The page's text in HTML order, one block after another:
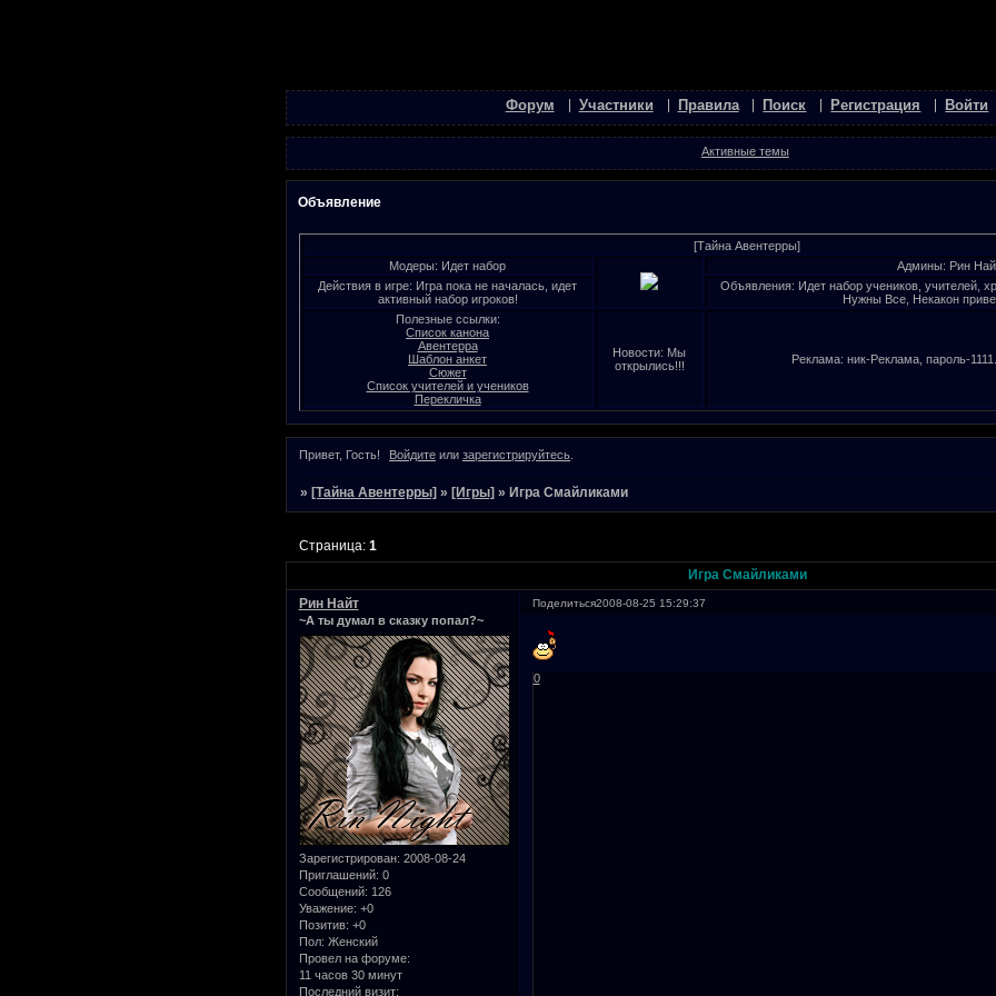
Форум Участники Правила Поиск Регистрация Войти
Активные темы
Объявление
[Тайна Авентерры]
Модеры: Идет набор
Админы: Рин
Действия в игре: Игра пока не началась, идет
активный набор игроков!
Объявления: Идет набор учеников, учителей,
Нужны Все, Некакон
Полезные ссылки:
Список канона
Авентерра
Шаблон анкет
Сюжет
Список учителей и учеников
Перекличка
Новости: Мы
открылись!!!
Реклама: ник-Реклама, пароль-
Привет, Гость! Войдите или зарегистрируйтесь
» [Тайна Авентерры] » [Игры] » Игра Смайликами
Игра Смайликами
Страница: 1
Поделиться2008-08-25 15:29:37
Рин Найт
~А ты думал в сказку попал?~
Зарегистрирован: 2008-08-24
Приглашений: 0
Сообщений: 126
Уважение: +0
Позитив: +0
Пол: Женский
Провел на форуме:
11 часов 30 минут
Последний визит:
0